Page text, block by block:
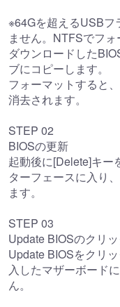
※64Gを超えるUSBフ
ません。NTFSでフォ
ダウンロードした
ブにコピーします。
フォーマットすると
消去されます。
STEP 02
BIOSの更新
起動後に[Delete]キー
ターフェースに入り
ます。
STEP 03
Update BIOSのクリッ
Update BIOSをクリ
入したマザーボード
ん。